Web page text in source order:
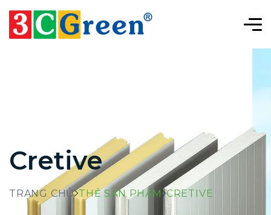
Cretive
TRANG CHỦ THẺ SẢN PHẨM CRETIVE